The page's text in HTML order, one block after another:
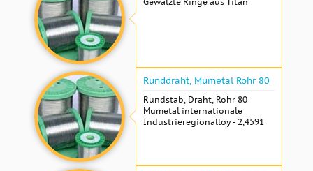
Runddraht, Mumetal Rohr 80
Rundstab, Draht, Rohr 80
Mumetal internationale
Industrieregionalloy - 2,4591